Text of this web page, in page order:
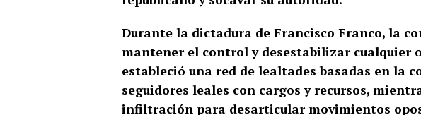
Durante la dictadura de Francisco Franco, la
mantener el control y desestabilizar cualquier
estableció una red de lealtades basadas en la
seguidores leales con cargos y recursos,
infiltración para desarticular movimientos